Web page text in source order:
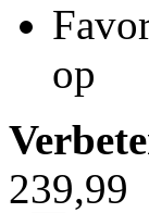
op
239,99